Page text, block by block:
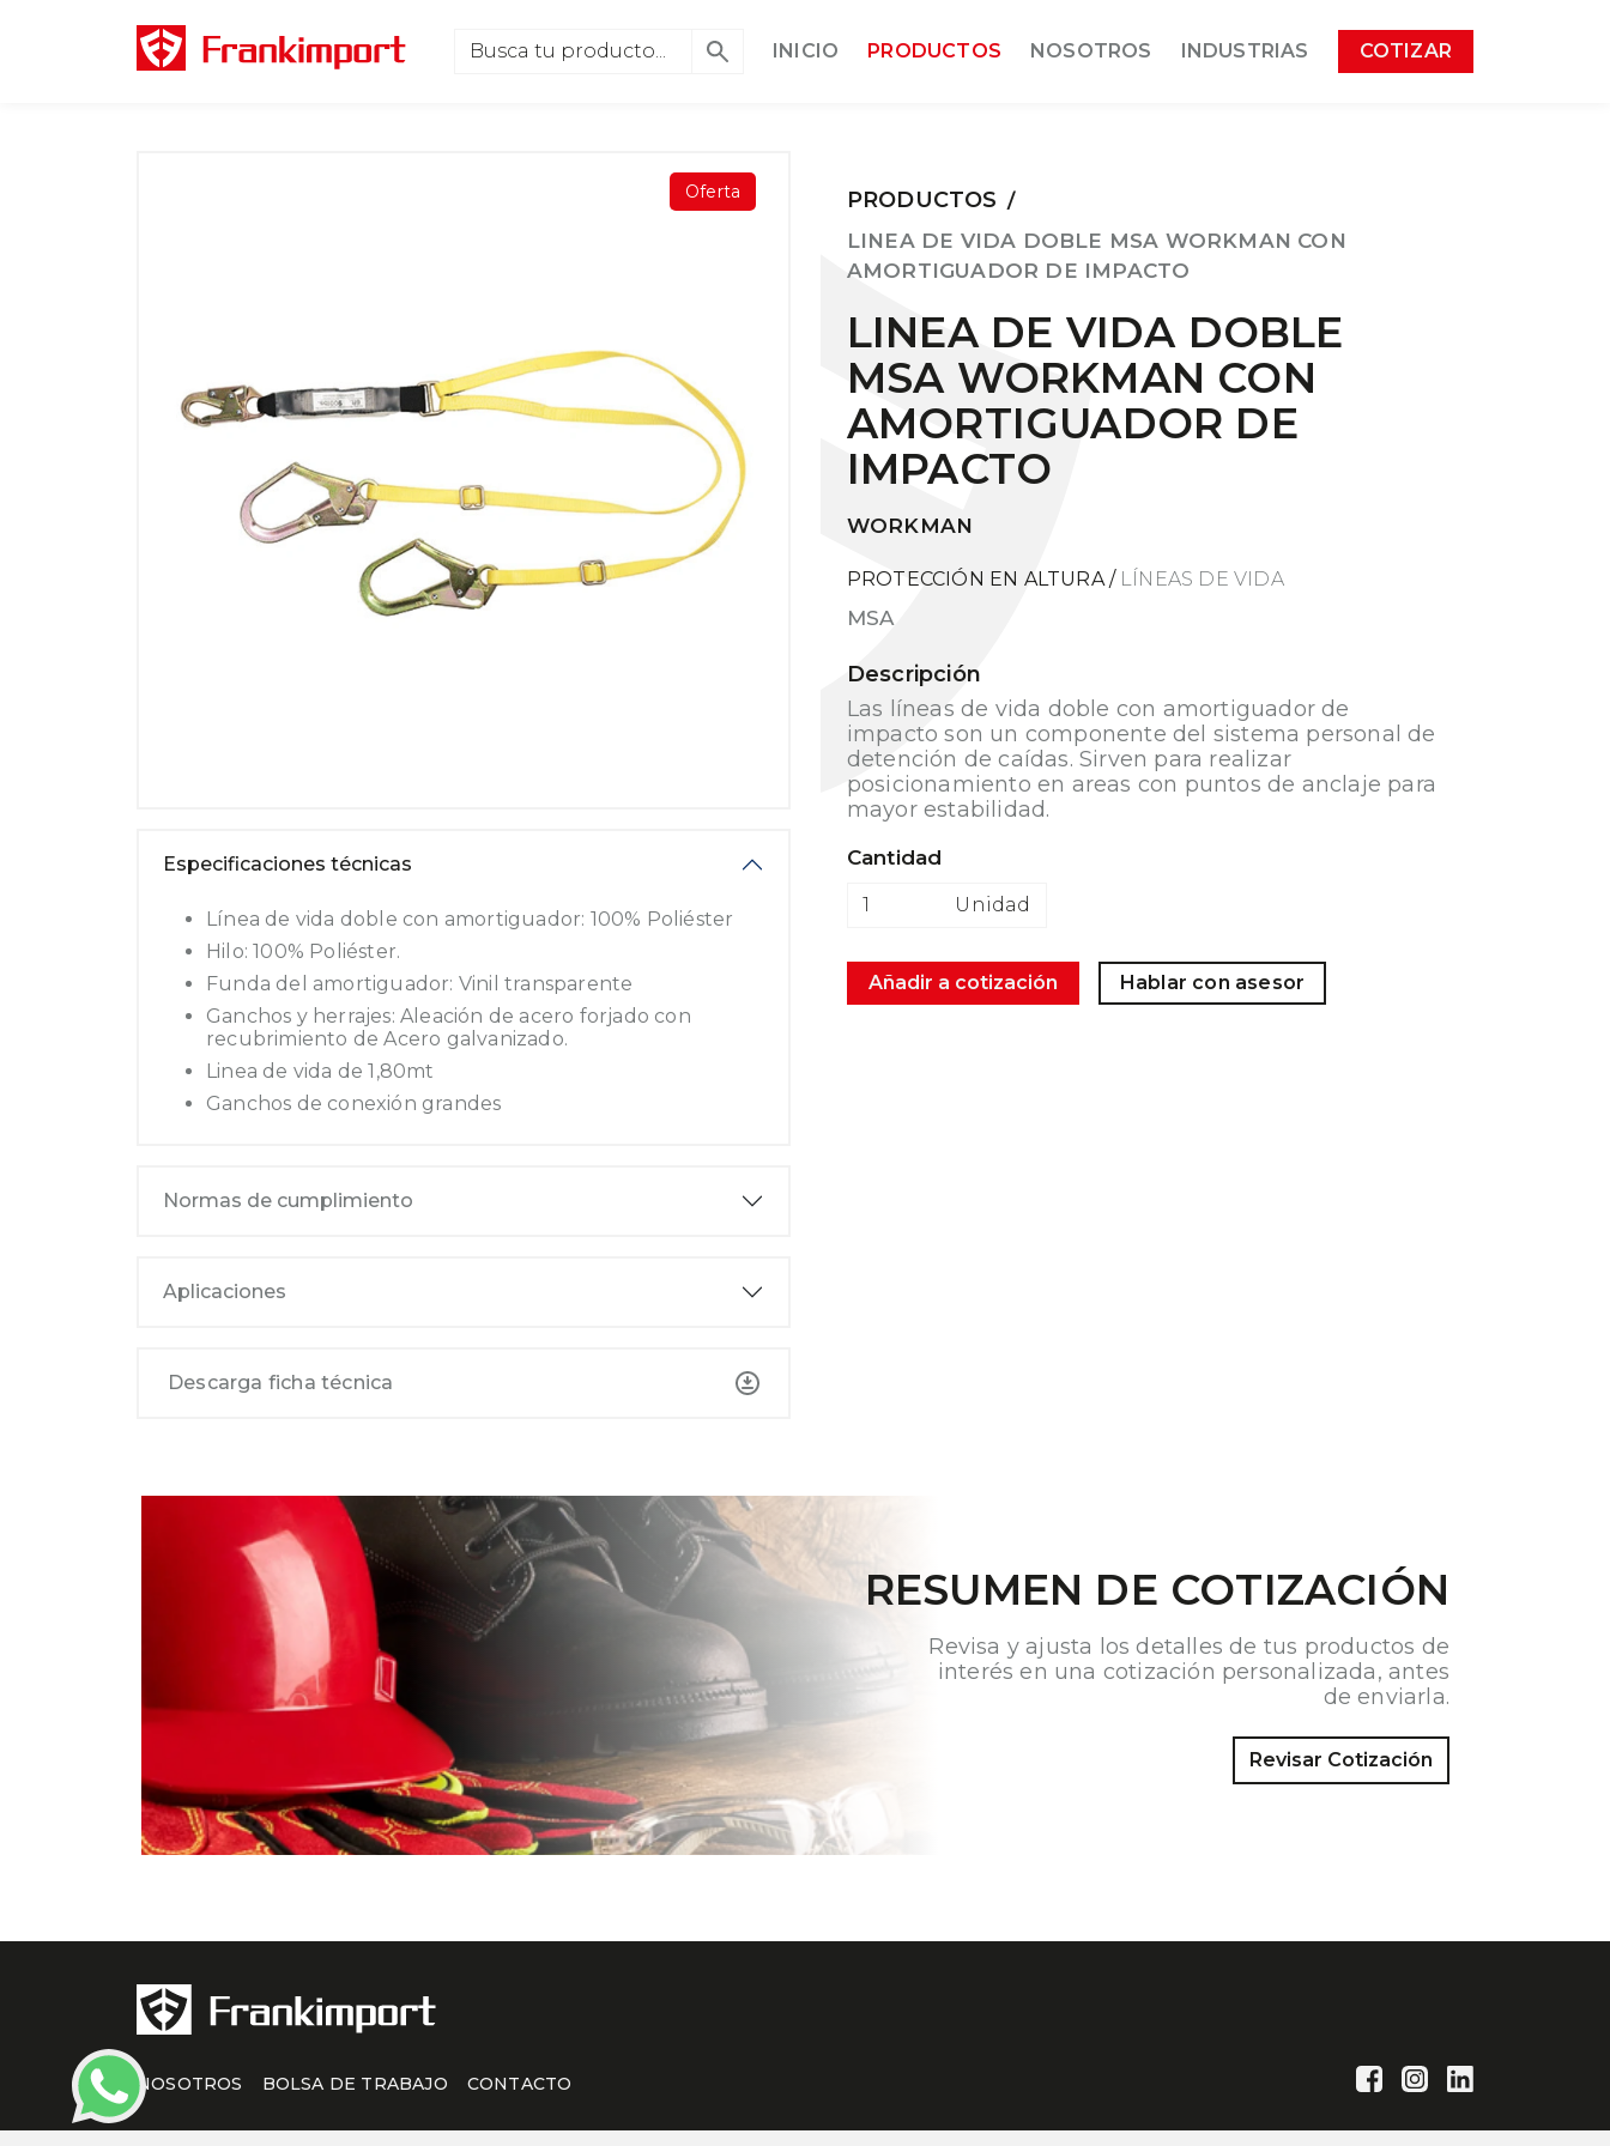
INICIO PRODUCTOS NOSOTROS INDUSTRIAS COTIZAR
Oferta
Especificaciones técnicas
Línea de vida doble con amortiguador: 100% Poliéster
Hilo: 100% Poliéster.
Funda del amortiguador: Vinil transparente
Ganchos y herrajes: Aleación de acero forjado con
recubrimiento de Acero galvanizado.
Linea de vida de 1,80mt
Ganchos de conexión grandes
Normas de cumplimiento
Aplicaciones
Descarga ficha técnica
PRODUCTOS /
LINEA DE VIDA DOBLE MSA WORKMAN CON
AMORTIGUADOR DE IMPACTO
LINEA DE VIDA DOBLE
MSA WORKMAN CON
AMORTIGUADOR DE
IMPACTO
WORKMAN
PROTECCIÓN EN ALTURA / LÍNEAS DE VIDA
MSA
Descripción
Las líneas de vida doble con amortiguador de
impacto son un componente del sistema personal de
detención de caídas. Sirven para realizar
posicionamiento en areas con puntos de anclaje para
mayor estabilidad.
Cantidad
Unidad
Añadir a cotización Hablar con asesor
RESUMEN DE COTIZACIÓN
Revisa y ajusta los detalles de tus productos de
interés en una cotización personalizada, antes
de enviarla.
Revisar Cotización
NOSOTROS BOLSA DE TRABAJO CONTACTO